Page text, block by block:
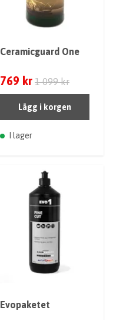
Ceramicguard One
769 kr 1 099 kr
Lägg i korgen
I lager
Evopaketet